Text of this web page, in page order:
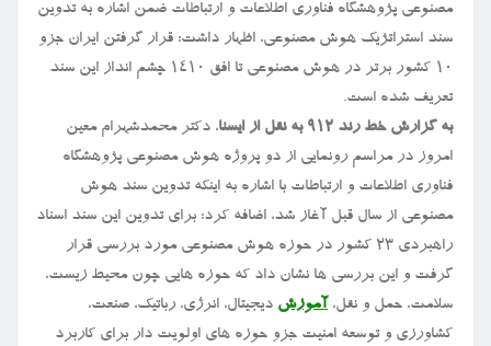
مصنوعی پژوهشگاه فناوری اطلاعات و ارتباطات ضمن اشاره به تدوین
سند استراتژیک هوش مصنوعی، اظهار داشت: قرار گرفتن ایران جزو
۱۰ کشور برتر در هوش مصنوعی تا افق ۱۴۱۰ چشم انداز این سند
تعریف شده است.
به گزارش خط رند ۹۱۲ به نقل از ایسنا
، دکتر محمدشهرام معین
امروز در مراسم رونمایی از دو پروژه هوش مصنوعی پژوهشگاه
فناوری اطلاعات و ارتباطات با اشاره به اینکه تدوین سند هوش
مصنوعی از سال قبل آغاز شد، اضافه کرد: برای تدوین این سند اسناد
راهبردی ۲۳ کشور در حوزه هوش مصنوعی مورد بررسی قرار
گرفت و این بررسی ها نشان داد که حوزه هایی چون محیط زیست،
سلامت، حمل و نقل، آموزش دیجیتال، انرژی، رباتیک، صنعت،
کشاورزی و توسعه امنیت جزو حوزه های اولویت دار برای کاربرد